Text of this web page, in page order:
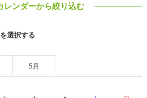
レンダーから絞り込む
選択する
5月